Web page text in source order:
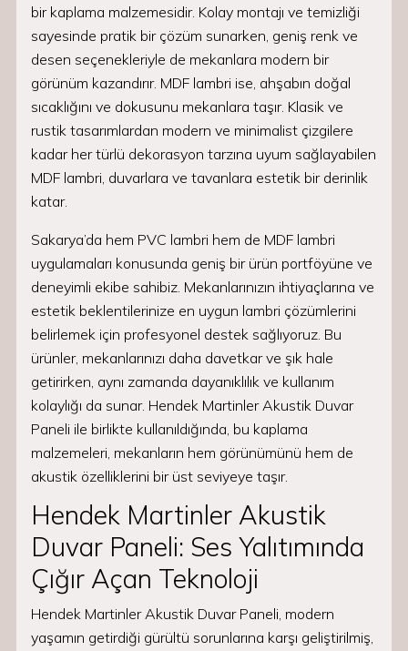
bir kaplama malzemesidir. Kolay montajı ve temizliği
sayesinde pratik bir çözüm sunarken, geniş renk ve
desen seçenekleriyle de mekanlara modern bir
görünüm kazandırır. MDF lambri ise, ahşabın doğal
sıcaklığını ve dokusunu mekanlara taşır. Klasik ve
rustik tasarımlardan modern ve minimalist çizgilere
kadar her türlü dekorasyon tarzına uyum sağlayabilen
MDF lambri, duvarlara ve tavanlara estetik bir derinlik
katar.
Sakarya’da hem PVC lambri hem de MDF lambri
uygulamaları konusunda geniş bir ürün portföyüne ve
deneyimli ekibe sahibiz. Mekanlarınızın ihtiyaçlarına ve
estetik beklentilerinize en uygun lambri çözümlerini
belirlemek için profesyonel destek sağlıyoruz. Bu
ürünler, mekanlarınızı daha davetkar ve şık hale
getirirken, aynı zamanda dayanıklılık ve kullanım
kolaylığı da sunar. Hendek Martinler Akustik Duvar
Paneli ile birlikte kullanıldığında, bu kaplama
malzemeleri, mekanların hem görünümünü hem de
akustik özelliklerini bir üst seviyeye taşır.
Hendek Martinler Akustik
Duvar Paneli: Ses Yalıtımında
Çığır Açan Teknoloji
Hendek Martinler Akustik Duvar Paneli, modern
yaşamın getirdiği gürültü sorunlarına karşı geliştirilmiş,